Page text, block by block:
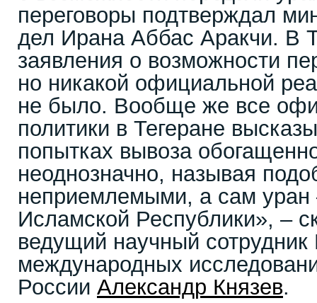
переговоры подтверждал
дел Ирана Аббас Аракчи. В
заявления о возможности
но никакой официальной
не было. Вообще же все
политики в Тегеране
попытках вывоза
неоднозначно, называя
неприемлемыми, а сам уран
Исламской Республики», –
ведущий научный сотрудник
международных
России Александр Князев.